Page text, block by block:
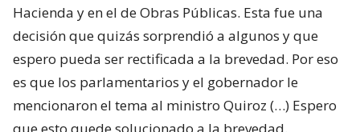
Hacienda y en el de Obras Públicas. Esta fue una
decisión que quizás sorprendió a algunos y que
espero pueda ser rectificada a la brevedad. Por eso
es que los parlamentarios y el gobernador le
mencionaron el tema al ministro Quiroz (…) Espero